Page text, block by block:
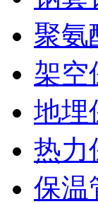
聚氨
架空
地埋
热力
保温